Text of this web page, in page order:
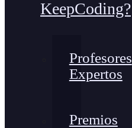
KeepCoding?
Profesores
Expertos
Premios